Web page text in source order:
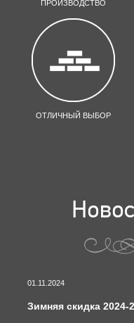
ОТЛИЧНЫЙ ВЫБОР
01.11.2024
Зимняя скидка 2024-